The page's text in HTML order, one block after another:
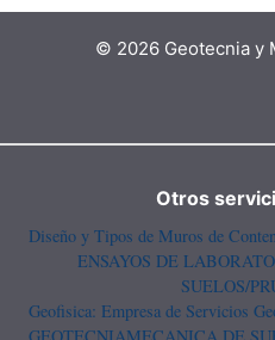
© 2026 Geotecnia y
Otros
Diseño y Tipos de Muros de
ENSAYOS DE
SUELOS/
Geofisica: Empresa de Servicios